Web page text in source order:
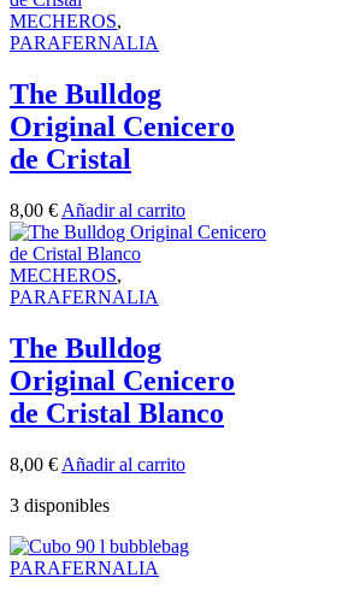
MECHEROS,
PARAFERNALIA
The Bulldog
Original Cenicero
de Cristal
8,00 € Añadir al carrito
MECHEROS,
PARAFERNALIA
The Bulldog
Original Cenicero
de Cristal Blanco
8,00 € Añadir al carrito
3 disponibles
PARAFERNALIA